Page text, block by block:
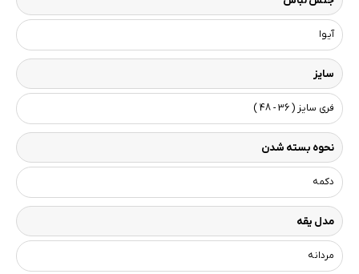
آیوا
سایز
فری سایز ( 36 - 48 )
نحوه بسته شدن
دکمه
مدل یقه
مردانه